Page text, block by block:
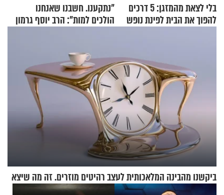
בלי לצאת מהמזגן: 5 דרכים
להפוך את הבית לפינת נופש
"נתקענו. חשבנו שאנחנו
הולכים למות": הרב יוסף גרמון
ביקשנו מהבינה המלאכותית לעצב רהיטים מוזרים. זה מה שיצא